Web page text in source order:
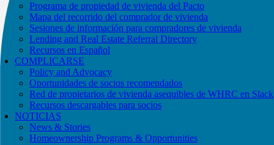
Programa de propiedad de vivienda del Pacto
Mapa del recorrido del comprador de vivienda
Sesiones de información para compradores de vivienda
Lending and Real Estate Referral Directory
Recursos en Español
COMPLICARSE
Policy and Advocacy
Oportunidades de socios recomendados
Red de propietarios de vivienda asequibles de WHRC en Slack
Recursos descargables para socios
NOTICIAS
News & Stories
Homeownership Programs & Opportunities